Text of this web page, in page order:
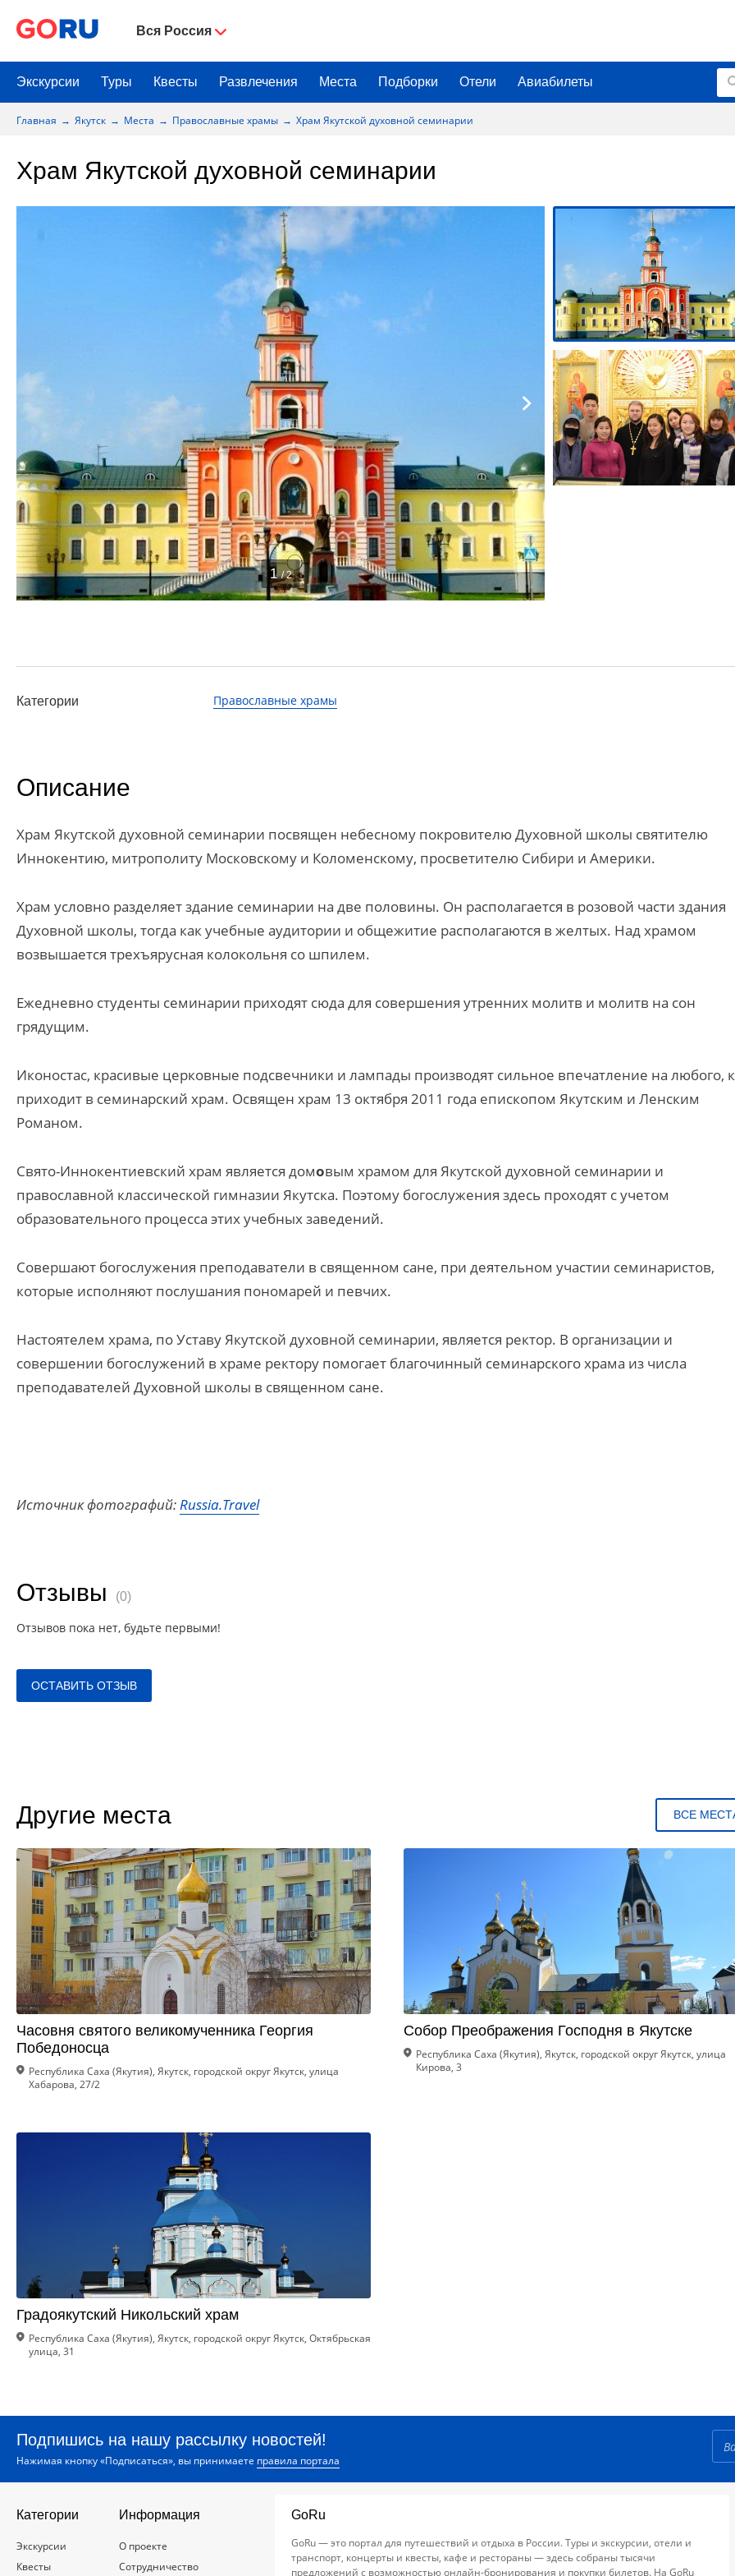
Вся Россия
Экскурсии Туры Квесты Развлечения Места Подборки Отели Авиабилеты
Главная Якутск Места Православные храмы Храм Якутской духовной семинарии
Храм Якутской духовной семинарии
1 / 2
Категории Православные храмы
Описание
Храм Якутской духовной семинарии посвящен небесному покровителю Духовной школы святителю
Иннокентию, митрополиту Московскому и Коломенскому, просветителю Сибири и Америки.
Храм условно разделяет здание семинарии на две половины. Он располагается в розовой части здания
Духовной школы, тогда как учебные аудитории и общежитие располагаются в желтых. Над храмом
возвышается трехъярусная колокольня со шпилем.
Ежедневно студенты семинарии приходят сюда для совершения утренних молитв и молитв на сон
грядущим.
Иконостас, красивые церковные подсвечники и лампады производят сильное впечатление на любого,
приходит в семинарский храм. Освящен храм 13 октября 2011 года епископом Якутским и Ленским
Романом.
Свято-Иннокентиевский храм является домовым храмом для Якутской духовной семинарии и
православной классической гимназии Якутска. Поэтому богослужения здесь проходят с учетом
образовательного процесса этих учебных заведений.
Совершают богослужения преподаватели в священном сане, при деятельном участии семинаристов,
которые исполняют послушания пономарей и певчих.
Настоятелем храма, по Уставу Якутской духовной семинарии, является ректор. В организации и
совершении богослужений в храме ректору помогает благочинный семинарского храма из числа
преподавателей Духовной школы в священном сане.
Источник фотографий:Russia.Travel
Отзывы (0)
Отзывов пока нет, будьте первыми!
ОСТАВИТЬ ОТЗЫВ
Другие места ВСЕ
Часовня святого великомученника Георгия
Победоносца
Республика Саха (Якутия), Якутск, городской округ Якутск, улица
Хабарова, 27/2
Собор Преображения Господня в Якутске
Республика Саха (Якутия), Якутск, городской округ Якутск, улица
Кирова, 3
Градоякутский Никольский храм
Республика Саха (Якутия), Якутск, городской округ Якутск, Октябрьская
улица, 31
Подпишись на нашу рассылку новостей!
Нажимая кнопку «Подписаться», вы принимаете правила портала
Категории
Экскурсии
Квесты
Информация
О проекте
Сотрудничество
GoRu
GoRu — это портал для путешествий и отдыха в России. Туры и экскурсии, отели и
транспорт, концерты и квесты, кафе и рестораны — здесь собраны тысячи
предложений с возможностью онлайн-бронирования и покупки билетов. На GoRu